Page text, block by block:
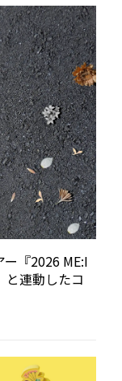
『2026 ME:I
と連動したコ